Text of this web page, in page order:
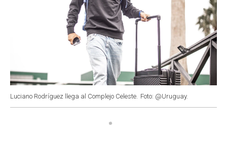
Luciano Rodríguez llega al Complejo Celeste. Foto: @Uruguay.